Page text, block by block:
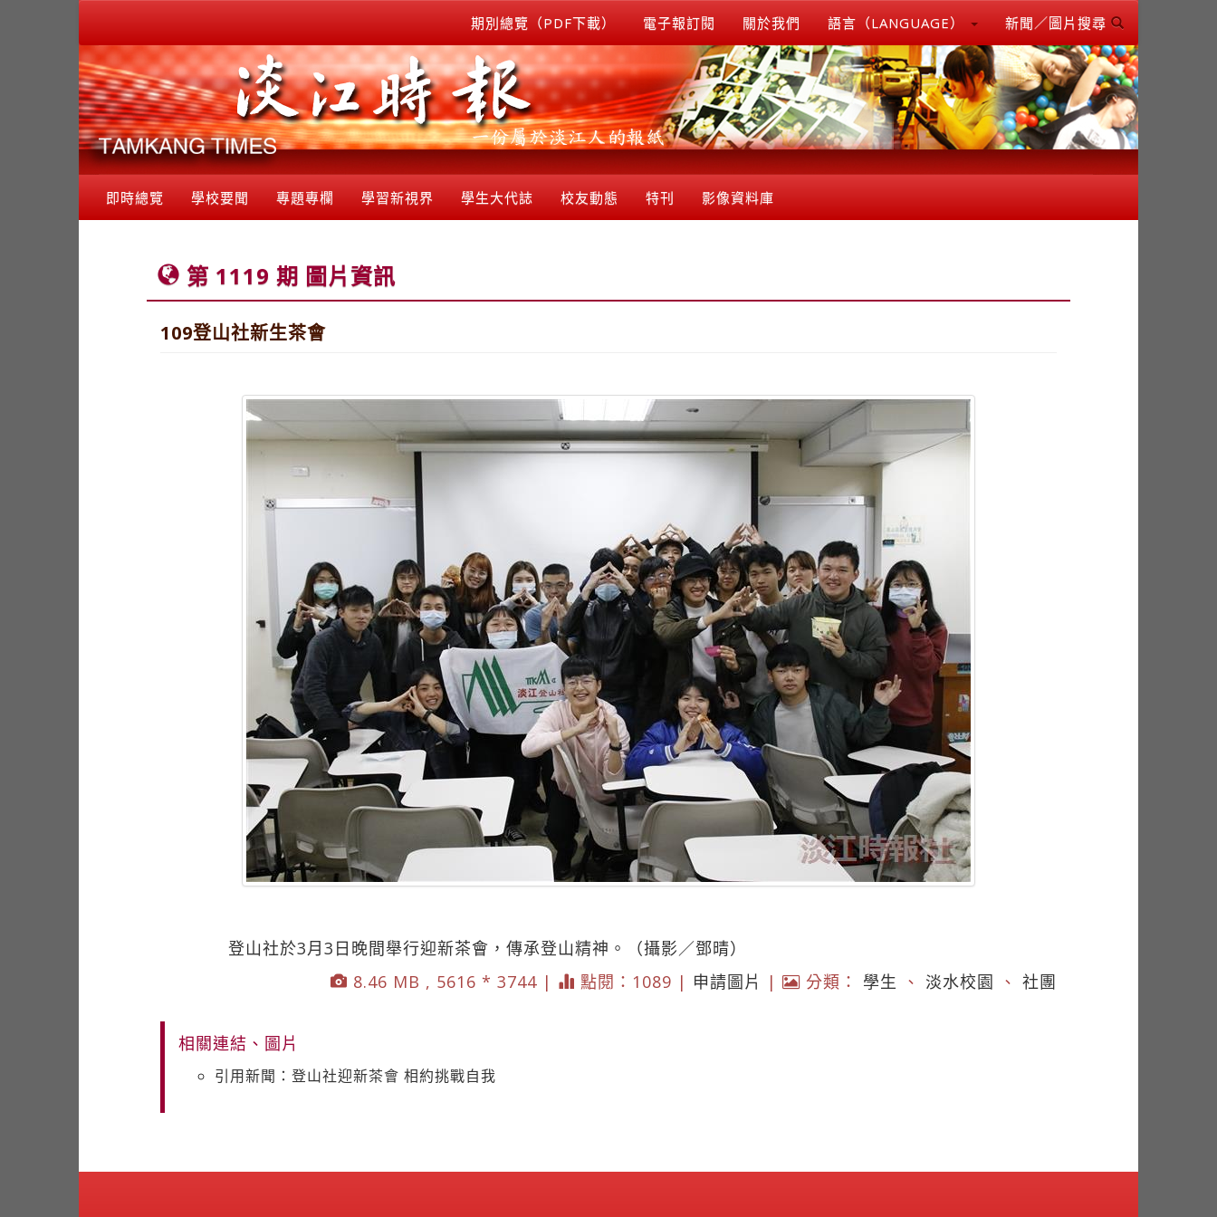
期別總覽（PDF下載） 電子報訂閱 關於我們 語言（LANGUAGE） 新聞／圖片搜尋
即時總覽 學校要聞 專題專欄 學習新視界 學生大代誌 校友動態 特刊 影像資料庫
第 1119 期 圖片資訊
109登山社新生茶會
登山社於3月3日晚間舉行迎新茶會，傳承登山精神。（攝影／鄧晴）
8.46 MB , 5616 * 3744 |
點閱：1089 | 申請圖片 | 分類： 學生 、 淡水校園 、 社團
相關連結、圖片
引用新聞：登山社迎新茶會 相約挑戰自我